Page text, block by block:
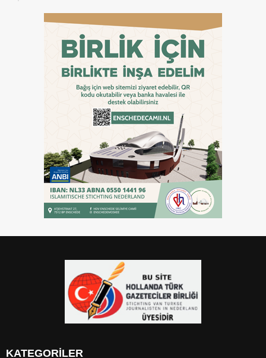
KATEGORİLER